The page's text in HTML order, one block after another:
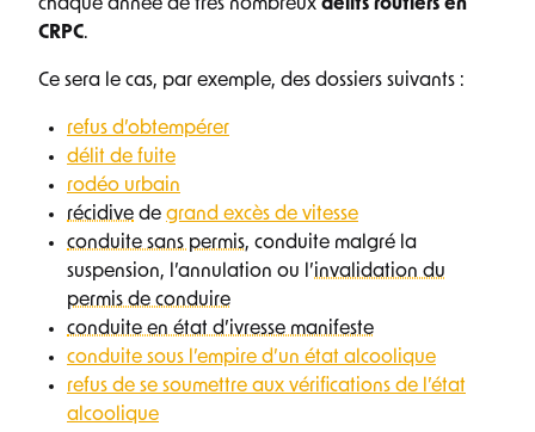
chaque année de très nombreux délits routiers en
CRPC.
Ce sera le cas, par exemple, des dossiers suivants :
refus d’obtempérer
délit de fuite
rodéo urbain
récidive de grand excès de vitesse
conduite sans permis, conduite malgré la
suspension, l’annulation ou l’invalidation du
permis de conduire
conduite en état d’ivresse manifeste
conduite sous l’empire d’un état alcoolique
refus de se soumettre aux vérifications de l’état
alcoolique